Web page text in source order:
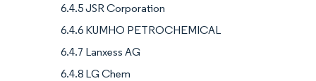
6.4.5 JSR Corporation
6.4.6 KUMHO PETROCHEMICAL
6.4.7 Lanxess AG
6.4.8 LG Chem